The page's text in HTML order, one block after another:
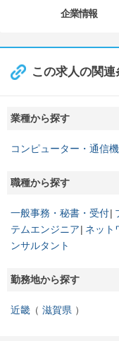
企業情報
この求人の関
業種から探す
コンピューター・通信
職種から探す
一般事務・秘書・受付
テムエンジニア
ネット
ンサルタント
勤務地から探す
近畿 滋賀県